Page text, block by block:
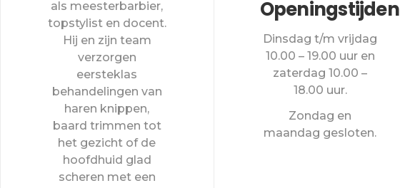
als meesterbarbier,
topstylist en docent.
Hij en zijn team
verzorgen
eersteklas
behandelingen van
haren knippen,
baard trimmen tot
het gezicht of de
hoofdhuid glad
scheren met een
Openingstijden
Dinsdag t/m vrijdag
10.00 – 19.00 uur en
zaterdag 10.00 –
18.00 uur.
Zondag en
maandag gesloten.